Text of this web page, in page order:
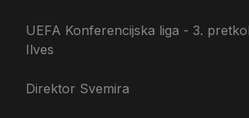
UEFA Konferencijska liga - 3.
Ilves
Direktor Svemira